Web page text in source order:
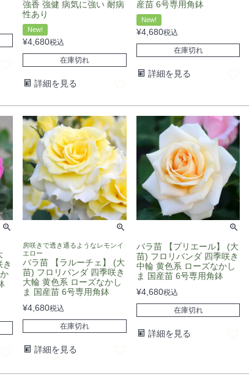
強香 強健 病気に強い 耐病
性あり
New!
¥4,680税込
在庫切れ
詳細を見る
産苗 6号専用角鉢
New!
¥4,680税込
在庫切れ
詳細を見る
房咲きで透き通るようなレモンイ
エロー
バラ苗 【ラルーチェ】 (大
苗) フロリバンダ 四季咲き
大輪 黄色系 ローズなかし
ま 国産苗 6号専用角鉢
¥4,680税込
在庫切れ
詳細を見る
バラ苗 【プリエール】 (大
苗) フロリバンダ 四季咲き
中輪 黄色系 ローズなかし
ま 国産苗 6号専用角鉢
¥4,680税込
在庫切れ
詳細を見る